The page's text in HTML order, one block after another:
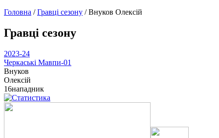
Головна /Гравці сезону /Внуков Олексій
Гравці сезону
2023-24
Черкаські Мавпи-01
Внуков
Олексій
16нападник